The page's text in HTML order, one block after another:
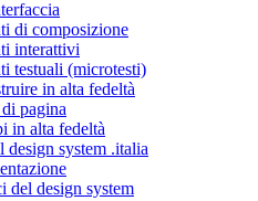
di composizione
interattivi
testuali (microtesti)
in alta fedeltà
pagina
in alta fedeltà
design system .italia
del design system